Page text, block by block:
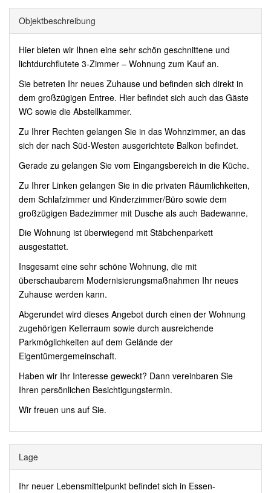
Objekt­beschreibung
Hier bieten wir Ihnen eine sehr schön geschnittene und
lichtdurchflutete 3-Zimmer – Wohnung zum Kauf an.
Sie betreten Ihr neues Zuhause und befinden sich direkt in
dem großzügigen Entree. Hier befindet sich auch das Gäste
WC sowie die Abstellkammer.
Zu Ihrer Rechten gelangen Sie in das Wohnzimmer, an das
sich der nach Süd-Westen ausgerichtete Balkon befindet.
Gerade zu gelangen Sie vom Eingangsbereich in die Küche.
Zu Ihrer Linken gelangen Sie in die privaten Räumlichkeiten,
dem Schlafzimmer und Kinderzimmer/Büro sowie dem
großzügigen Badezimmer mit Dusche als auch Badewanne.
Die Wohnung ist überwiegend mit Stäbchenparkett
ausgestattet.
Insgesamt eine sehr schöne Wohnung, die mit
überschaubarem Modernisierungsmaßnahmen Ihr neues
Zuhause werden kann.
Abgerundet wird dieses Angebot durch einen der Wohnung
zugehörigen Kellerraum sowie durch ausreichende
Parkmöglichkeiten auf dem Gelände der
Eigentümergemeinschaft.
Haben wir Ihr Interesse geweckt? Dann vereinbaren Sie
Ihren persönlichen Besichtigungstermin.
Wir freuen uns auf Sie.
Lage
Ihr neuer Lebensmittelpunkt befindet sich in Essen-